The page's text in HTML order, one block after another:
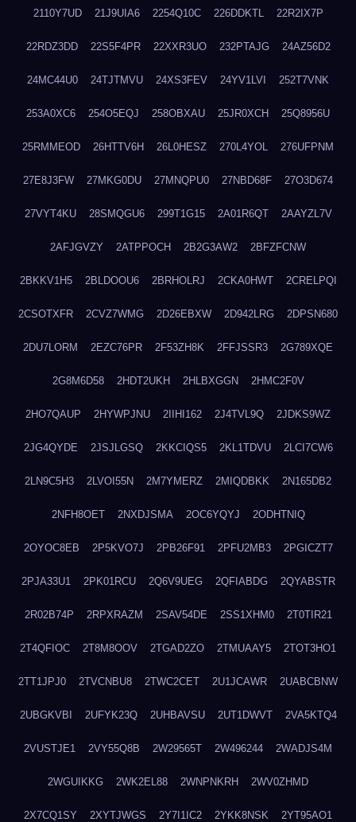
2110Y7UD 21J9UIA6 2254Q10C 226DDKTL 22R2IX7P
22RDZ3DD 22S5F4PR 22XXR3UO 232PTAJG 24AZ56D2
24MC44U0 24TJTMVU 24XS3FEV 24YV1LVI 252T7VNK
253A0XC6 254O5EQJ 258OBXAU 25JR0XCH 25Q8956U
25RMMEOD 26HTTV6H 26L0HESZ 270L4YOL 276UFPNM
27E8J3FW 27MKG0DU 27MNQPU0 27NBD68F 27O3D674
27VYT4KU 28SMQGU6 299T1G15 2A01R6QT 2AAYZL7V
2AFJGVZY 2ATPPOCH 2B2G3AW2 2BFZFCNW
2BKKV1H5 2BLDOOU6 2BRHOLRJ 2CKA0HWT 2CRELPQI
2CSOTXFR 2CVZ7WMG 2D26EBXW 2D942LRG 2DPSN680
2DU7LORM 2EZC76PR 2F53ZH8K 2FFJSSR3 2G789XQE
2G8M6D58 2HDT2UKH 2HLBXGGN 2HMC2F0V
2HO7QAUP 2HYWPJNU 2IIHI162 2J4TVL9Q 2JDKS9WZ
2JG4QYDE 2JSJLGSQ 2KKCIQS5 2KL1TDVU 2LCI7CW6
2LN9C5H3 2LVOI55N 2M7YMERZ 2MIQDBKK 2N165DB2
2NFH8OET 2NXDJSMA 2OC6YQYJ 2ODHTNIQ
2OYOC8EB 2P5KVO7J 2PB26F91 2PFU2MB3 2PGICZT7
2PJA33U1 2PK01RCU 2Q6V9UEG 2QFIABDG 2QYABSTR
2R02B74P 2RPXRAZM 2SAV54DE 2SS1XHM0 2T0TIR21
2T4QFIOC 2T8M8OOV 2TGAD2ZO 2TMUAAY5 2TOT3HO1
2TT1JPJ0 2TVCNBU8 2TWC2CET 2U1JCAWR 2UABCBNW
2UBGKVBI 2UFYK23Q 2UHBAVSU 2UT1DWVT 2VA5KTQ4
2VUSTJE1 2VY55Q8B 2W29565T 2W496244 2WADJS4M
2WGUIKKG 2WK2EL88 2WNPNKRH 2WV0ZHMD
2X7CQ1SY 2XYTJWGS 2Y7I1IC2 2YKK8NSK 2YT95AO1